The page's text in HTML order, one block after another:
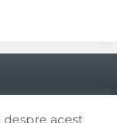
despre acest